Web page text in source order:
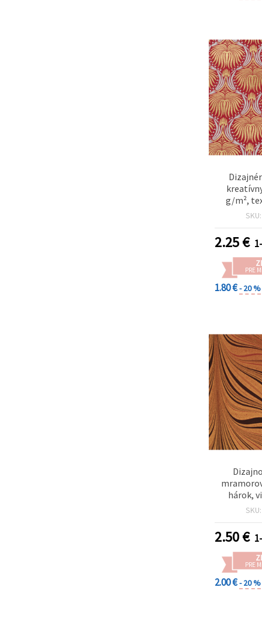
g/m²,
zlatých a
podklade,
remeselné
SKU:
2.25€
PRE
1.80 €- 20 %
hárok,
cm, na
výrobu
dekupáž a
SKU:
2.50€
PRE
2.00 €- 20 %